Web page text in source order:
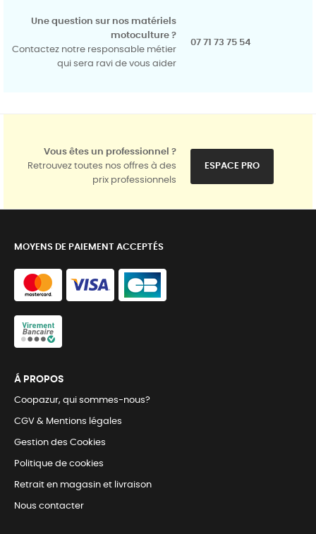
Une question sur nos matériels
motoculture ?
Contactez notre responsable métier
qui sera ravi de vous aider
07 71 73 75 54
Vous êtes un professionnel ?
Retrouvez toutes nos offres à des
prix professionnels
ESPACE PRO
MOYENS DE PAIEMENT ACCEPTÉS
Á PROPOS
Coopazur, qui sommes-nous?
CGV & Mentions légales
Gestion des Cookies
Politique de cookies
Retrait en magasin et livraison
Nous contacter